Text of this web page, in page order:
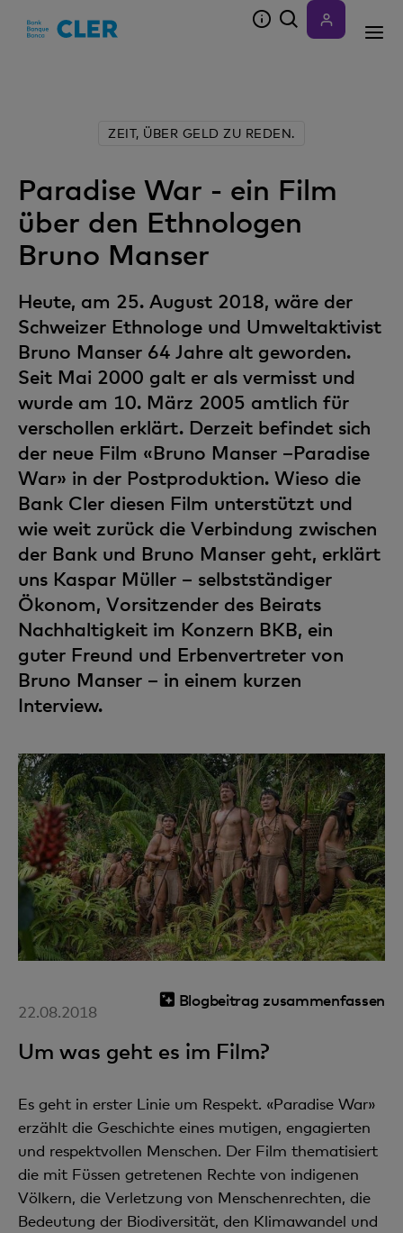
ZEIT, ÜBER GELD ZU REDEN.
Paradise War - ein Film
über den Ethnologen
Bruno Manser
Heute, am 25. August 2018, wäre der
Schweizer Ethnologe und Umweltaktivist
Bruno Manser 64 Jahre alt geworden.
Seit Mai 2000 galt er als vermisst und
wurde am 10. März 2005 amtlich für
verschollen erklärt. Derzeit befindet sich
der neue Film «Bruno Manser –Paradise
War» in der Postproduktion. Wieso die
Bank Cler diesen Film unterstützt und
wie weit zurück die Verbindung zwischen
der Bank und Bruno Manser geht, erklärt
uns Kaspar Müller – selbstständiger
Ökonom, Vorsitzender des Beirats
Nachhaltigkeit im Konzern BKB, ein
guter Freund und Erbenvertreter von
Bruno Manser – in einem kurzen
Interview.
Blogbeitrag zusammenfassen
22.08.2018
Um was geht es im Film?
Es geht in erster Linie um Respekt. «Paradise War»
erzählt die Geschichte eines mutigen, engagierten
und respektvollen Menschen. Der Film thematisiert
die mit Füssen getretenen Rechte von indigenen
Völkern, die Verletzung von Menschenrechten, die
Bedeutung der Biodiversität, den Klimawandel und